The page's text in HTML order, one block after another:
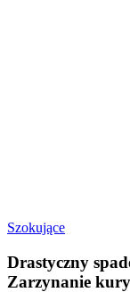
Szokujące
Drastyczny
Zarzynanie kury